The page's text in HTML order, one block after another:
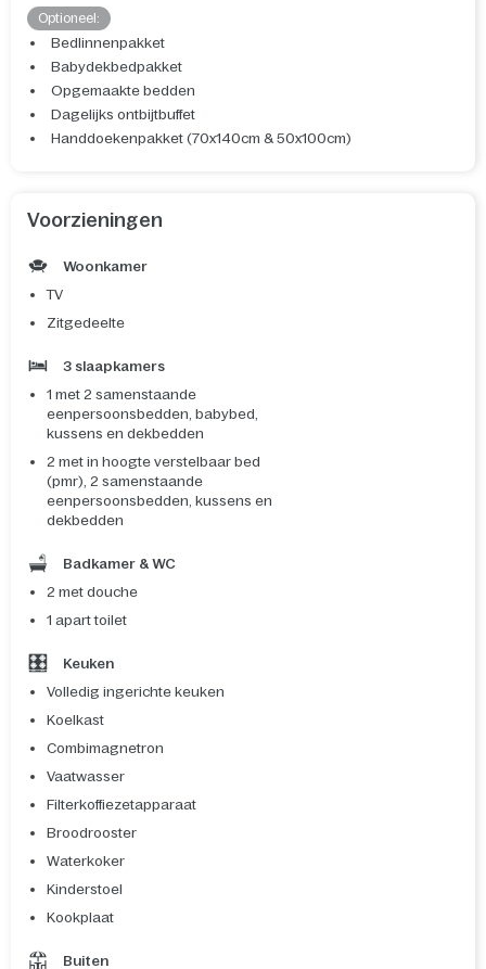
Optioneel:
Bedlinnenpakket
Babydekbedpakket
Opgemaakte bedden
Dagelijks ontbijtbuffet
Handdoekenpakket (70x140cm & 50x100cm)
Voorzieningen
Woonkamer
TV
Zitgedeelte
3 slaapkamers
1 met 2 samenstaande
eenpersoonsbedden, babybed,
kussens en dekbedden
2 met in hoogte verstelbaar bed
(pmr), 2 samenstaande
eenpersoonsbedden, kussens en
dekbedden
Badkamer & WC
2 met douche
1 apart toilet
Keuken
Volledig ingerichte keuken
Koelkast
Combimagnetron
Vaatwasser
Filterkoffiezetapparaat
Broodrooster
Waterkoker
Kinderstoel
Kookplaat
Buiten